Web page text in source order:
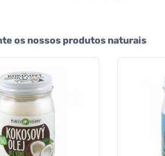
os nossos produtos naturais